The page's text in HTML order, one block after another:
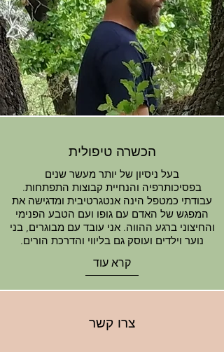
הכשרה טיפולית
בעל ניסיון של יותר מעשר שנים
בפסיכותרפיה והנחיית קבוצות התפתחות.
עבודתי כמטפל הינה אנטגרטיבית ומדגישה את
המפגש של האדם עם גופו ועם הטבע הפנימי
והחיצוני ברגע ההווה. אני עובד עם מבוגרים, בני
נוער וילדים ועוסק גם בליווי והדרכת הורים.
קרא עוד
צרו קשר